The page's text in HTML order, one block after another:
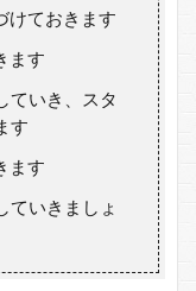
けておきます
ます
ていき、スタ
す
ます
ていきましょ